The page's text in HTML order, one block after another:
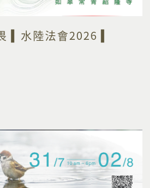
▍水陸法會2026 ▍